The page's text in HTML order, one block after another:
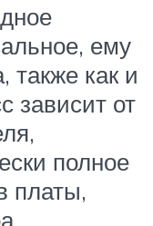
ему
также как и
зависит от
полное
платы,